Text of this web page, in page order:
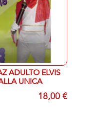
ADULTO ELVIS
UNICA
18,00 €